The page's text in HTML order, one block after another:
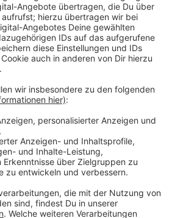
konnte nicht mehr
und fuhr mit seinem Rad gegen
vor ihm geöffnet wurde
sofort ins Krankenhaus gebracht.
und Unfallaufnahme
Uhr gesperrt. Ein
war vor Ort, um